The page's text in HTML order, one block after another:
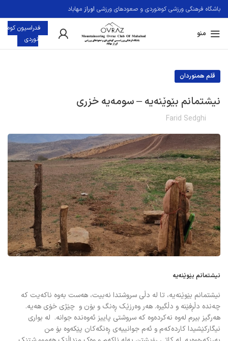
باشگاه فرهنگی ورزشی کوه‌نوردی و صعودهای ورزشی اوراز مهاباد
منو
فدراسيون کوه
نوردی
قلم همنوردان
نیشتمانم بێوێنەیە – سومەیە خزری
Farid Sedghi
نیشتمانم بێوێنەیە
نیشتمانم بێوێنەیە، تا لە دڵی سروشتدا نەبیت، هەست بەوە ناکەیت کە
چەندە دڵڕفێنە و دڵگیرە. هەر وەرزێک ڕەنگ و بۆن و چێژى خۆی هەیە.
هەرگیز بیرم لەوە نەکردەوە کە سروشتی پاییز ئەوەندە جوانە. لە بواری
نیگارکێشیدا کاردەکەم و ئەم جوانییەی ڕەنگەکان پێکەوە بۆ من